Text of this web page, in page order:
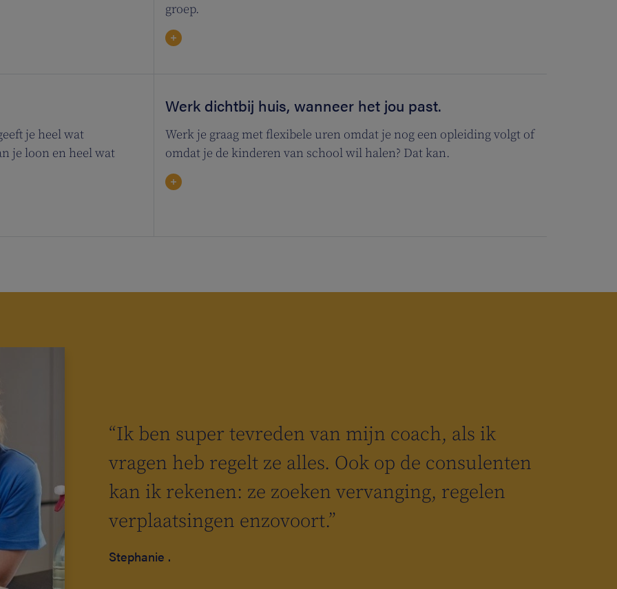
groep.
je heel wat
je loon en heel wat
Werk dichtbij huis, wanneer het jou past.
Werk je graag met flexibele uren omdat je nog een opleiding volgt of
omdat je de kinderen van school wil halen? Dat kan.
“Ik ben super tevreden van mijn coach, als ik
vragen heb regelt ze alles. Ook op de consulenten
kan ik rekenen: ze zoeken vervanging, regelen
verplaatsingen enzovoort.”
Stephanie .